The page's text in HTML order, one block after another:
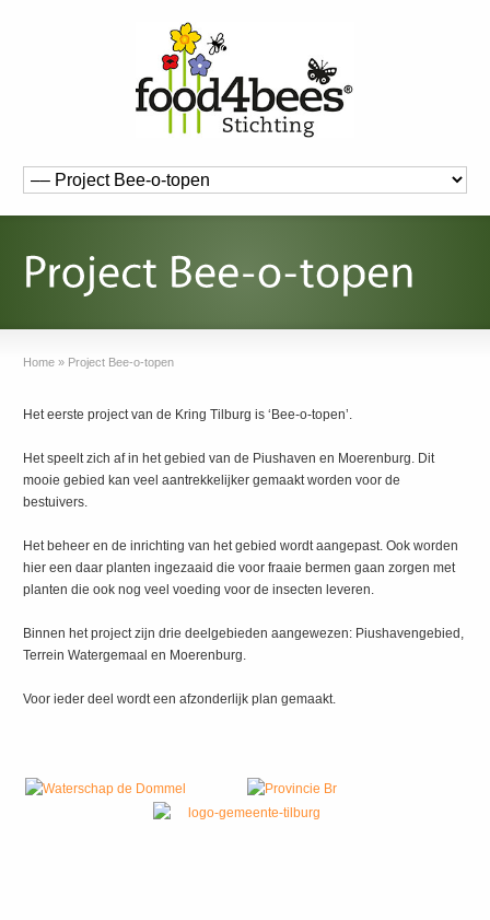
Home » Project Bee-o-topen
Het eerste project van de Kring Tilburg is ‘Bee-o-topen’.
Het speelt zich af in het gebied van de Piushaven en Moerenburg. Dit
mooie gebied kan veel aantrekkelijker gemaakt worden voor de
bestuivers.
Het beheer en de inrichting van het gebied wordt aangepast. Ook worden
hier een daar planten ingezaaid die voor fraaie bermen gaan zorgen met
planten die ook nog veel voeding voor de insecten leveren.
Binnen het project zijn drie deelgebieden aangewezen: Piushavengebied,
Terrein Watergemaal en Moerenburg.
Voor ieder deel wordt een afzonderlijk plan gemaakt.